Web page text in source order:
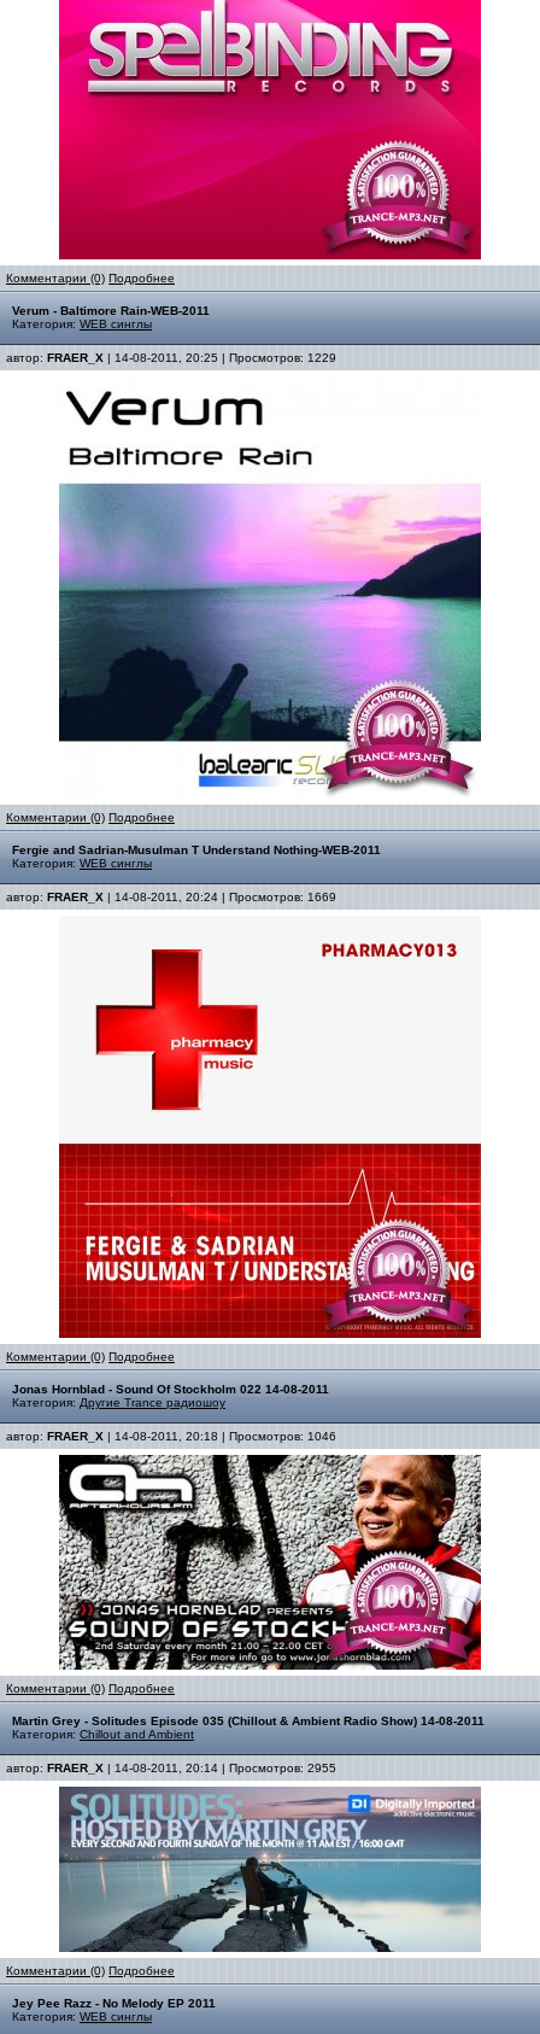
Комментарии (0) Подробнее
Verum - Baltimore Rain-WEB-2011
Категория: WEB синглы
автор: FRAER_X | 14-08-2011, 20:25 | Просмотров: 1229
Комментарии (0) Подробнее
Fergie and Sadrian-Musulman T Understand Nothing-WEB-2011
Категория: WEB синглы
автор: FRAER_X | 14-08-2011, 20:24 | Просмотров: 1669
Комментарии (0) Подробнее
Jonas Hornblad - Sound Of Stockholm 022 14-08-2011
Категория: Другие Trance радиошоу
автор: FRAER_X | 14-08-2011, 20:18 | Просмотров: 1046
Комментарии (0) Подробнее
Martin Grey - Solitudes Episode 035 (Chillout & Ambient Radio Show) 14-08-2011
Категория: Chillout and Ambient
автор: FRAER_X | 14-08-2011, 20:14 | Просмотров: 2955
Комментарии (0) Подробнее
Jey Pee Razz - No Melody EP 2011
Категория: WEB синглы